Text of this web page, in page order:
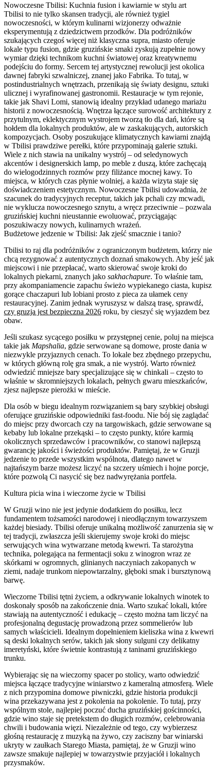
Nowoczesne Tbilisi: Kuchnia fusion i kawiarnie w stylu art
Tbilisi to nie tylko skansen tradycji, ale również tygiel
nowoczesności, w którym kulinarni wizjonerzy odważnie
eksperymentują z dziedzictwem przodków. Dla podróżników
szukających czegoś więcej niż klasyczna supra, miasto oferuje
lokale typu fusion, gdzie gruzińskie smaki zyskują zupełnie nowy
wymiar dzięki technikom kuchni światowej oraz kreatywnemu
podejściu do formy. Sercem tej artystycznej rewolucji jest okolica
dawnej fabryki szwalniczej, znanej jako Fabrika. To tutaj, w
postindustrialnych wnętrzach, przenikają się światy designu, sztuki
ulicznej i wyrafinowanej gastronomii. Restauracje w tym rejonie,
takie jak Shavi Lomi, stanowią idealny przykład udanego mariażu
historii z nowoczesnością. Wnętrza łączące surowość architektury z
przytulnym, eklektycznym wystrojem tworzą tło dla dań, które są
hołdem dla lokalnych produktów, ale w zaskakujących, autorskich
kompozycjach. Osoby poszukujące klimatycznych kawiarni znajdą
w Tbilisi prawdziwe perełki, które przypominają galerie sztuki.
Wiele z nich stawia na unikalny wystrój – od seledynowych
akcentów i designerskich lamp, po meble z duszą, które zachęcają
do wielogodzinnych rozmów przy filiżance mocnej kawy. To
miejsca, w których czas płynie wolniej, a każda wizyta staje się
doświadczeniem estetycznym. Nowoczesne Tbilisi udowadnia, że
szacunek do tradycyjnych receptur, takich jak pchali czy mcwadi,
nie wyklucza nowoczesnego sznytu, a wręcz przeciwnie – pozwala
gruzińskiej kuchni nieustannie ewoluować, przyciągając
poszukiwaczy nowych, kulinarnych wrażeń.
Budżetowe jedzenie w Tbilisi: Jak zjeść smacznie i tanio?
Tbilisi to raj dla podróżników z ograniczonym budżetem, którzy nie
chcą rezygnować z autentycznych doznań smakowych. Aby jeść jak
miejscowi i nie przepłacać, warto skierować swoje kroki do
lokalnych piekarni, znanych jako sakhachapure. To właśnie tam,
przy akompaniamencie zapachu świeżo wypiekanego ciasta, kupisz
gorące chaczapuri lub lobiani prosto z pieca za ułamek ceny
restauracyjnej. Zanim jednak wyruszysz w dalszą trasę, sprawdź,
czy gruzja jest bezpieczna 2026 roku, by cieszyć się wyjazdem bez
obaw.
Jeśli szukasz sycącego posiłku w przystępnej cenie, poluj na miejsca
takie jak Mapshalia, gdzie serwowane są domowe, proste dania w
niezwykle przyjaznych cenach. To lokale bez zbędnego przepychu,
w których główną rolę gra smak, a nie wystrój. Warto również
odwiedzić mniejsze bary specjalizujące się w chinkali – często to
właśnie w skromniejszych lokalach, pełnych gwaru mieszkańców,
zjesz najlepsze pierożki w mieście.
Dla osób w biegu idealnym rozwiązaniem są bary szybkiej obsługi
oferujące gruzińskie odpowiedniki fast-foodu. Nie bój się zaglądać
do miejsc przy dworcach czy na targowiskach, gdzie serwowane są
kebaby lub lokalne przekąski – to często punkty, które karmią
okolicznych sprzedawców i pracowników, co stanowi najlepszą
gwarancję jakości i świeżości produktów. Pamiętaj, że w Gruzji
jedzenie to przede wszystkim wspólnota, dlatego nawet w
najtańszym barze możesz liczyć na szczery uśmiech i hojne porcje,
które pozwolą Ci nasycić się bez nadwyrężania portfela.
Kultura picia wina i wieczorne życie w Tbilisi
W Gruzji wino nie jest jedynie dodatkiem do posiłku, lecz
fundamentem tożsamości narodowej i nieodłącznym towarzyszem
każdej biesiady. Tbilisi oferuje unikalną możliwość zanurzenia się w
tej tradycji, zwłaszcza jeśli skierujemy swoje kroki do miejsc
serwujących wina wytwarzane metodą kwewri. Ta starożytna
technika, polegająca na fermentacji soku z winogron wraz ze
skórkami w ogromnych, glinianych naczyniach zakopanych w
ziemi, nadaje trunkom niepowtarzalny, głęboki smak i bursztynową
barwę.
Wieczorne Tbilisi tętni życiem, a odkrywanie lokalnych winotek to
doskonały sposób na zakończenie dnia. Warto szukać lokali, które
stawiają na autentyczność i edukację – często można tam liczyć na
profesjonalną degustację prowadzoną przez sommelierów lub
samych właścicieli. Idealnym dopełnieniem kieliszka wina z kwewri
są deski lokalnych serów, takich jak słony sulguni czy delikatny
imeretyński, które świetnie kontrastują z taninami gruzińskiego
trunku.
Wybierając się na wieczorny spacer po stolicy, warto odwiedzić
miejsca łączące tradycyjne winiarstwo z kameralną atmosferą. Wiele
z nich przypomina domowe piwniczki, gdzie historia produkcji
wina przekazywana jest z pokolenia na pokolenie. To tutaj, przy
wspólnym stole, najlepiej poczuć ducha gruzińskiej gościnności,
gdzie wino staje się pretekstem do długich rozmów, celebrowania
chwili i budowania więzi. Niezależnie od tego, czy wybierzesz
głośną restaurację z muzyką na żywo, czy zaciszny bar winiarski
ukryty w zaułkach Starego Miasta, pamiętaj, że w Gruzji wino
zawsze smakuje najlepiej w towarzystwie przyjaciół i lokalnych
przysmaków.